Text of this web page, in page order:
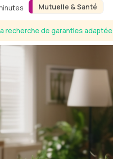
Mutuelle & Santé
recherche de garanties